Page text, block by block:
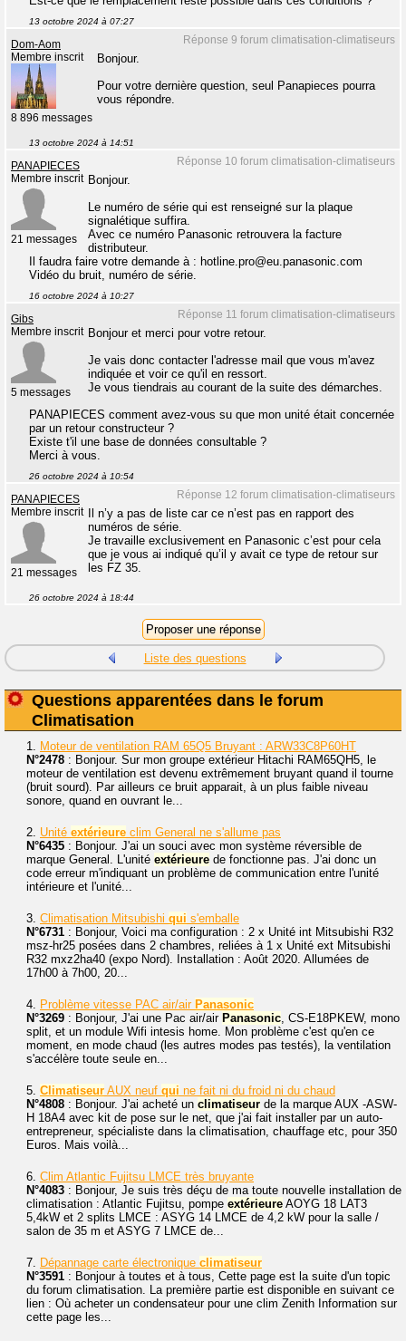
13 octobre 2024 à 07:27
Réponse 9 forum climatisation-climatiseurs
Dom-Aom
Membre inscrit
8 896 messages
Bonjour.
Pour votre dernière question, seul Panapieces pourra
vous répondre.
13 octobre 2024 à 14:51
Réponse 10 forum climatisation-climatiseurs
PANAPIECES
Membre inscrit
21 messages
Bonjour.
Le numéro de série qui est renseigné sur la plaque
signalétique suffira.
Avec ce numéro Panasonic retrouvera la facture
distributeur.
Il faudra faire votre demande à : hotline.pro@eu.panasonic.com
Vidéo du bruit, numéro de série.
16 octobre 2024 à 10:27
Réponse 11 forum climatisation-climatiseurs
Gibs
Membre inscrit
5 messages
Bonjour et merci pour votre retour.
Je vais donc contacter l'adresse mail que vous m'avez
indiquée et voir ce qu'il en ressort.
Je vous tiendrais au courant de la suite des démarches.
PANAPIECES comment avez-vous su que mon unité était concernée
par un retour constructeur ?
Existe t'il une base de données consultable ?
Merci à vous.
26 octobre 2024 à 10:54
Réponse 12 forum climatisation-climatiseurs
PANAPIECES
Membre inscrit
21 messages
Il n’y a pas de liste car ce n’est pas en rapport des
numéros de série.
Je travaille exclusivement en Panasonic c’est pour cela
que je vous ai indiqué qu’il y avait ce type de retour sur
les FZ 35.
26 octobre 2024 à 18:44
Liste des questions
Questions apparentées dans le forum
Climatisation
1. Moteur de ventilation RAM 65Q5 Bruyant : ARW33C8P60HT
N°2478 : Bonjour. Sur mon groupe extérieur Hitachi RAM65QH5, le
moteur de ventilation est devenu extrêmement bruyant quand il tourne
(bruit sourd). Par ailleurs ce bruit apparait, à un plus faible niveau
sonore, quand en ouvrant le...
2. Unité extérieure clim General ne s'allume pas
N°6435 : Bonjour. J'ai un souci avec mon système réversible de
marque General. L'unité extérieure de fonctionne pas. J'ai donc un
code erreur m'indiquant un problème de communication entre l'unité
intérieure et l'unité...
3. Climatisation Mitsubishi qui s'emballe
N°6731 : Bonjour, Voici ma configuration : 2 x Unité int Mitsubishi R32
msz-hr25 posées dans 2 chambres, reliées à 1 x Unité ext Mitsubishi
R32 mxz2ha40 (expo Nord). Installation : Août 2020. Allumées de
17h00 à 7h00, 20...
4. Problème vitesse PAC air/air Panasonic
N°3269 : Bonjour, J'ai une Pac air/air Panasonic, CS-E18PKEW, mono
split, et un module Wifi intesis home. Mon problème c'est qu'en ce
moment, en mode chaud (les autres modes pas testés), la ventilation
s'accélère toute seule en...
5. Climatiseur AUX neuf qui ne fait ni du froid ni du chaud
N°4808 : Bonjour. J'ai acheté un climatiseur de la marque AUX -ASW-
H 18A4 avec kit de pose sur le net, que j'ai fait installer par un auto-
entrepreneur, spécialiste dans la climatisation, chauffage etc, pour 350
Euros. Mais voilà...
6. Clim Atlantic Fujitsu LMCE très bruyante
N°4083 : Bonjour, Je suis très déçu de ma toute nouvelle installation de
climatisation : Atlantic Fujitsu, pompe extérieure AOYG 18 LAT3
5,4kW et 2 splits LMCE : ASYG 14 LMCE de 4,2 kW pour la salle /
salon de 35 m et ASYG 7 LMCE de...
7. Dépannage carte électronique climatiseur
N°3591 : Bonjour à toutes et à tous, Cette page est la suite d'un topic
du forum climatisation. La première partie est disponible en suivant ce
lien : Où acheter un condensateur pour une clim Zenith Information sur
cette page les...